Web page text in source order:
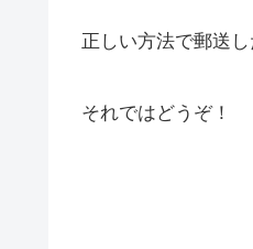
正しい方法で郵送
それではどうぞ！